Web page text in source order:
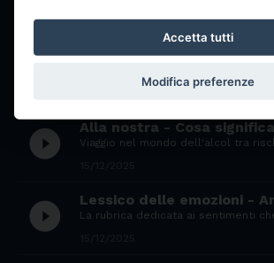
play_circle_filled
Interviste doppie - Prof De
Marilena
play_circle_filled Alla nostra - Cosa
Viaggio nel mondo dell'alcol tra
play_circle_filled Lessico delle emozioni -
La rubrica dedicata ai sentimenti
Accetta tutti
Modifica preferenze